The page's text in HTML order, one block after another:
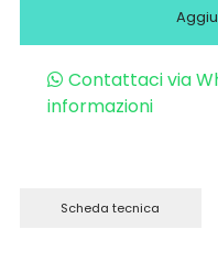
Contattaci via
informazioni
Scheda tecnica